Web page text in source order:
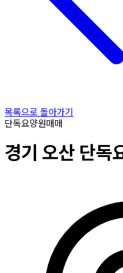
목록으로 돌아가기
단독요양원매매
경기 오산 단독